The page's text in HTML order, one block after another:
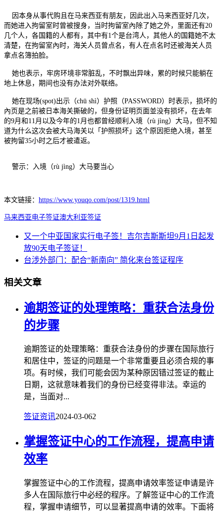
因本身从事代购且在马来西亚有朋友，因此出入马来西亚好几次，
而她进入拘留室时曾被搜身，当时拘留室內除了她之外，里面还有20
几个人，各国籍的人都有，其中有1个是台湾人，其他人的国籍她不太
清楚，在拘留室內时，海关人员曾点名，有人在点名时还被海关人员
拿点名簿拍脸。
她也表示，牢房环境非常脏乱，不时飘出异味，累的时候只能躺在
地上休息，期间也没有办法对外联络。
她在现场(spot)出示（chū shì）护照（PASSWORD）时表示，损坏的
內页是之前被日本海关撕破的，但身份证明页面並没有损坏，在去年
的9月和11月以及今年的1月也都曾经顺利入境（rù jìng）大马，但不知
道为什么这次会被大马海关以「护照损坏」这个原因拒绝入境，甚至
被拘留35小时之后才被遣返。
警示：入境（rù jìng）大马要当心
本文链接： https://www.youqo.com/post/1319.html
马来西亚电子签证澳大利亚签证
又一个中亚国家实行电子签！吉尔吉斯斯坦9月1日起发
放90天电子签证！
台涉外部门：配合“新南向” 简化来台签证程序
相关文章
逾期签证的处理策略：重获合法身份
的步骤
逾期签证的处理策略：重获合法身份的步骤在国际旅行
和居住中，签证的问题是一个非常重要且必须合规的事
项。有时候，我们可能会因为某种原因错过签证的截止
日期，这就意味着我们的身份已经变得非法。幸运的
是，当面对...
签证资讯2024-03-062
掌握签证中心的工作流程，提高申请
效率
掌握签证中心的工作流程，提高申请效率签证申请是许
多人在国际旅行中必经的程序。了解签证中心的工作流
程，掌握申请细节，可以显著提高申请的效率。下面将